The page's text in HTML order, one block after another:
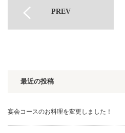
PREV
最近の投稿
宴会コースのお料理を変更しました！